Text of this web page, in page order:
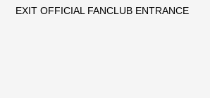
EXIT OFFICIAL FANCLUB ENTRANCE